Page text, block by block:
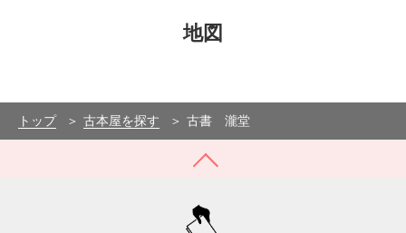
地図
−
トップ 古本屋を探す 古書 瀧堂